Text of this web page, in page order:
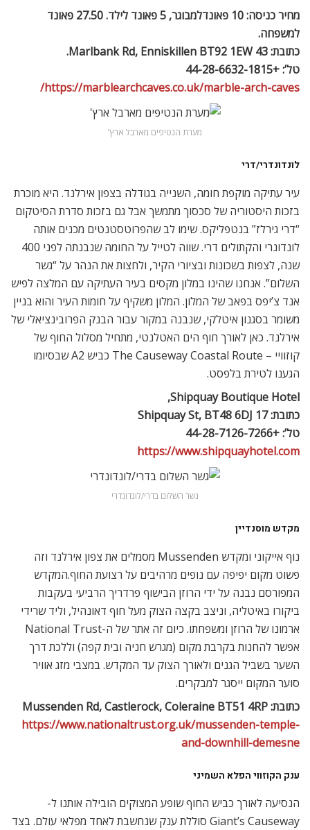
מחיר כניסה: 10 פאונדלמבוגר, 5 פאונד לילד. 27.50 פאונד
למשפחה.
כתובת: 43 Marlbank Rd, Enniskillen BT92 1EW.
טל’: +44-28-6632-1815
https://marblearchcaves.co.uk/marble-arch-caves/
מערת הנטיפים מארבל ארץ’
לונדונדרי/דרי
עיר עתיקה מוקפת חומה, השנייה בגודלה בצפון אירלנד. היא מוכרת
בזכות היסטוריה של סכסוך מתמשך אבל גם בזכות סדרת הסיטקום
“דרי גירלז” בנטפליקס. שימו לב שהפרוטסטנטים מכנים אותה
לונדונרי והקתולים דרי. שווה לטייל על החומה שנבנתה לפני 400
שנה, לצפות בשכונות ובציורי הקיר, ולחצות את הנהר על “גשר
השלום”. אנחנו שהינו במלון מקסים בעיר העתיקה עם המלצה לפיש
אנד צ’יפס בפאב של המלון. המלון משקיף על חומות העיר והוא בניין
משומר בסגנון איטלקי, שנבנה במקור עבור הבנק הפרובינציאלי של
אירלנד. כאן לאורך חוף הים האטלנטי, מתחיל מסלול החוף של
קוזוויי – The Causeway Coastal Route כביש A2 שבסיומו
הגענו לטירת בלפסט.
Shipquay Boutique Hotel,
כתובת: 17 Shipquay St, BT48 6DJ
טל’: +44-28-7126-7266
https://www.shipquayhotel.com
גשר השלום בדרי/לונדונדרי
מקדש מוסנדיין
נוף אייקוני ומקדש Mussenden מסמלים את צפון אירלנד וזה
פשוט מקום יפיפה עם נופים מרהיבים על רצועת החוף.המקדש
המפורסם נבנה על ידי הרוזן הבישוף פרדריך הרביעי בעקבות
ביקורו באיטליה, וניצב בקצה הצוק מעל חוף דאונהיל, וליד שרידי
ארמונו של הרוזן ומשפחתו. כיום זה אתר של ה-National Trust
אפשר להחנות בקרבת מקום (מגרש חניה ובית קפה) וללכת דרך
השער בשביל הגנים ולאורך הצוק עד המקדש. במצבי מזג אוויר
סוער המקום ייסגר למבקרים.
כתובת:Mussenden Rd, Castlerock, Coleraine BT51 4RP
https://www.nationaltrust.org.uk/mussenden-temple-
and-downhill-demesne
ענק הקוזווי הפלא השמיני
הנסיעה לאורך כביש החוף שופע המצוקים הובילה אותנו ל-
Giant’s Causeway סוללת ענק שנחשבת לאחד מפלאי עולם. בצד